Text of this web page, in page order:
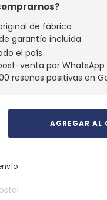
de fábrica
garantía incluida
el país
venta por
reseñas positivas en